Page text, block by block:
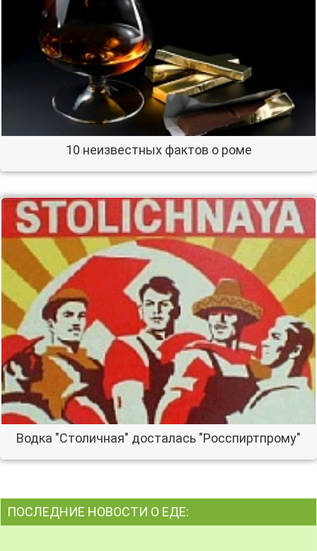
10 неизвестных фактов о роме
Водка "Столичная" досталась "Росспиртпрому"
ПОСЛЕДНИЕ НОВОСТИ О ЕДЕ: